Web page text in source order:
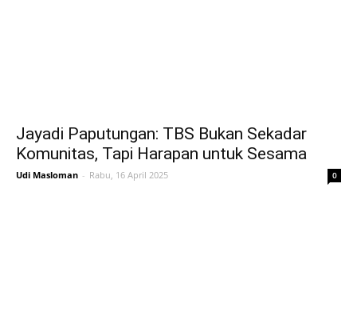
Jayadi Paputungan: TBS Bukan Sekadar
Komunitas, Tapi Harapan untuk Sesama
Udi Masloman - Rabu, 16 April 2025 0